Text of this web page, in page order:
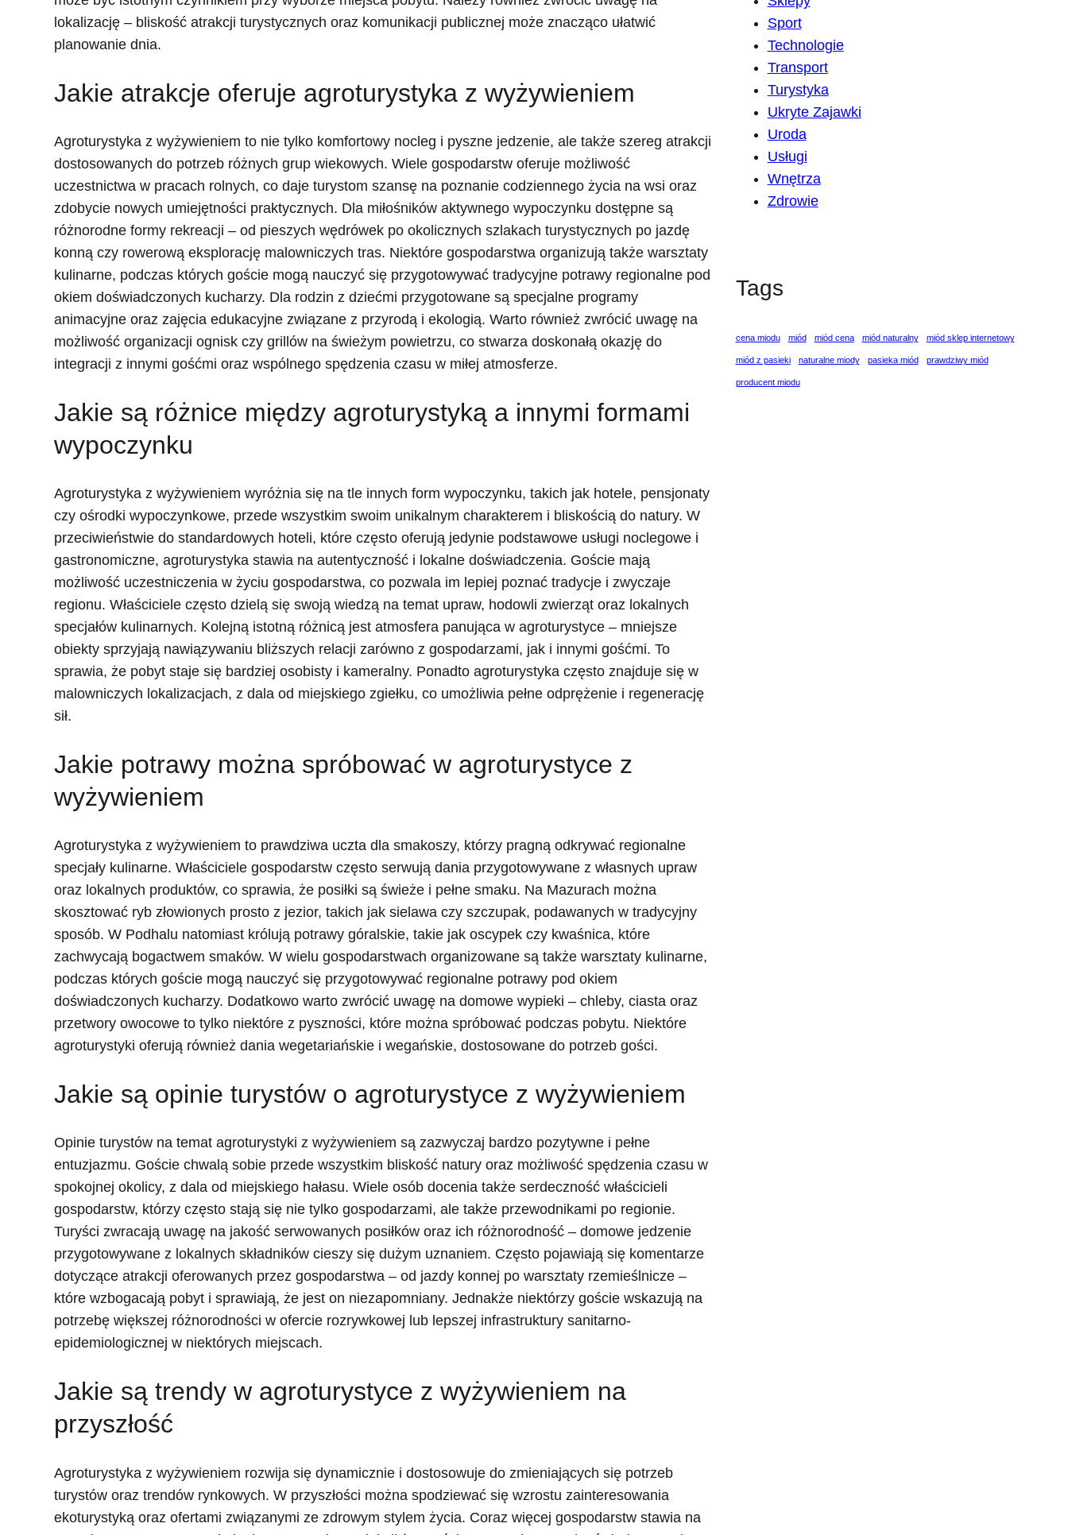
lokalizację – bliskość atrakcji turystycznych oraz komunikacji publicznej może znacząco ułatwić
planowanie dnia.
Jakie atrakcje oferuje agroturystyka z wyżywieniem
Agroturystyka z wyżywieniem to nie tylko komfortowy nocleg i pyszne jedzenie, ale także szereg atrakcji
dostosowanych do potrzeb różnych grup wiekowych. Wiele gospodarstw oferuje możliwość
uczestnictwa w pracach rolnych, co daje turystom szansę na poznanie codziennego życia na wsi oraz
zdobycie nowych umiejętności praktycznych. Dla miłośników aktywnego wypoczynku dostępne są
różnorodne formy rekreacji – od pieszych wędrówek po okolicznych szlakach turystycznych po jazdę
konną czy rowerową eksplorację malowniczych tras. Niektóre gospodarstwa organizują także warsztaty
kulinarne, podczas których goście mogą nauczyć się przygotowywać tradycyjne potrawy regionalne pod
okiem doświadczonych kucharzy. Dla rodzin z dziećmi przygotowane są specjalne programy
animacyjne oraz zajęcia edukacyjne związane z przyrodą i ekologią. Warto również zwrócić uwagę na
możliwość organizacji ognisk czy grillów na świeżym powietrzu, co stwarza doskonałą okazję do
integracji z innymi gośćmi oraz wspólnego spędzenia czasu w miłej atmosferze.
Jakie są różnice między agroturystyką a innymi formami
wypoczynku
Agroturystyka z wyżywieniem wyróżnia się na tle innych form wypoczynku, takich jak hotele, pensjonaty
czy ośrodki wypoczynkowe, przede wszystkim swoim unikalnym charakterem i bliskością do natury. W
przeciwieństwie do standardowych hoteli, które często oferują jedynie podstawowe usługi noclegowe i
gastronomiczne, agroturystyka stawia na autentyczność i lokalne doświadczenia. Goście mają
możliwość uczestniczenia w życiu gospodarstwa, co pozwala im lepiej poznać tradycje i zwyczaje
regionu. Właściciele często dzielą się swoją wiedzą na temat upraw, hodowli zwierząt oraz lokalnych
specjałów kulinarnych. Kolejną istotną różnicą jest atmosfera panująca w agroturystyce – mniejsze
obiekty sprzyjają nawiązywaniu bliższych relacji zarówno z gospodarzami, jak i innymi gośćmi. To
sprawia, że pobyt staje się bardziej osobisty i kameralny. Ponadto agroturystyka często znajduje się w
malowniczych lokalizacjach, z dala od miejskiego zgiełku, co umożliwia pełne odprężenie i regenerację
sił.
Jakie potrawy można spróbować w agroturystyce z
wyżywieniem
Agroturystyka z wyżywieniem to prawdziwa uczta dla smakoszy, którzy pragną odkrywać regionalne
specjały kulinarne. Właściciele gospodarstw często serwują dania przygotowywane z własnych upraw
oraz lokalnych produktów, co sprawia, że posiłki są świeże i pełne smaku. Na Mazurach można
skosztować ryb złowionych prosto z jezior, takich jak sielawa czy szczupak, podawanych w tradycyjny
sposób. W Podhalu natomiast królują potrawy góralskie, takie jak oscypek czy kwaśnica, które
zachwycają bogactwem smaków. W wielu gospodarstwach organizowane są także warsztaty kulinarne,
podczas których goście mogą nauczyć się przygotowywać regionalne potrawy pod okiem
doświadczonych kucharzy. Dodatkowo warto zwrócić uwagę na domowe wypieki – chleby, ciasta oraz
przetwory owocowe to tylko niektóre z pyszności, które można spróbować podczas pobytu. Niektóre
agroturystyki oferują również dania wegetariańskie i wegańskie, dostosowane do potrzeb gości.
Jakie są opinie turystów o agroturystyce z wyżywieniem
Opinie turystów na temat agroturystyki z wyżywieniem są zazwyczaj bardzo pozytywne i pełne
entuzjazmu. Goście chwalą sobie przede wszystkim bliskość natury oraz możliwość spędzenia czasu w
spokojnej okolicy, z dala od miejskiego hałasu. Wiele osób docenia także serdeczność właścicieli
gospodarstw, którzy często stają się nie tylko gospodarzami, ale także przewodnikami po regionie.
Turyści zwracają uwagę na jakość serwowanych posiłków oraz ich różnorodność – domowe jedzenie
przygotowywane z lokalnych składników cieszy się dużym uznaniem. Często pojawiają się komentarze
dotyczące atrakcji oferowanych przez gospodarstwa – od jazdy konnej po warsztaty rzemieślnicze –
które wzbogacają pobyt i sprawiają, że jest on niezapomniany. Jednakże niektórzy goście wskazują na
potrzebę większej różnorodności w ofercie rozrywkowej lub lepszej infrastruktury sanitarno-
epidemiologicznej w niektórych miejscach.
Jakie są trendy w agroturystyce z wyżywieniem na
przyszłość
Agroturystyka z wyżywieniem rozwija się dynamicznie i dostosowuje do zmieniających się potrzeb
turystów oraz trendów rynkowych. W przyszłości można spodziewać się wzrostu zainteresowania
ekoturystyką oraz ofertami związanymi ze zdrowym stylem życia. Coraz więcej gospodarstw stawia na
Sport
Technologie
Transport
Turystyka
Ukryte Zajawki
Uroda
Usługi
Wnętrza
Zdrowie
Tags
cena miodu miód miód cena miód naturalny miód sklep internetowy
miód z pasieki naturalne miody pasieka miód prawdziwy miód
producent miodu